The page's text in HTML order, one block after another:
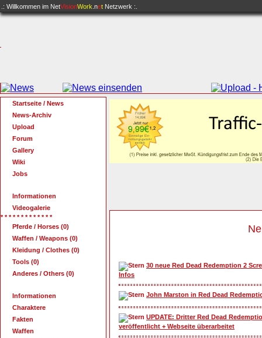
.: Willkommen im NetVisionWork .netNetzwerk :.
Startseite / News
News-Archiv
Upload
Forum
Gallery
Wiki
Jobs
Informationen
Videogalerie
* * * * * * * * * * * * *
Pferde / Horses (0)
Waffen / Weapons (0)
Kleidung / Clothes (0)
Tools (0)
Anderes / Others (0)
Informationen
Charaktere
Fakten
Waffen
30 neue Red Dead Redemption 2
Infos
John Marston in Red Dead
UPDATE: Dritter Red Dead
veröffentlicht + Webseite überarbeitet